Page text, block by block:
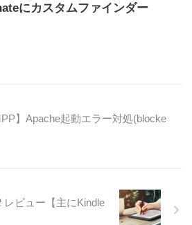
にカスタムファインダー
】Apache起動エラー対処(blocke
ビュー【主にKindle